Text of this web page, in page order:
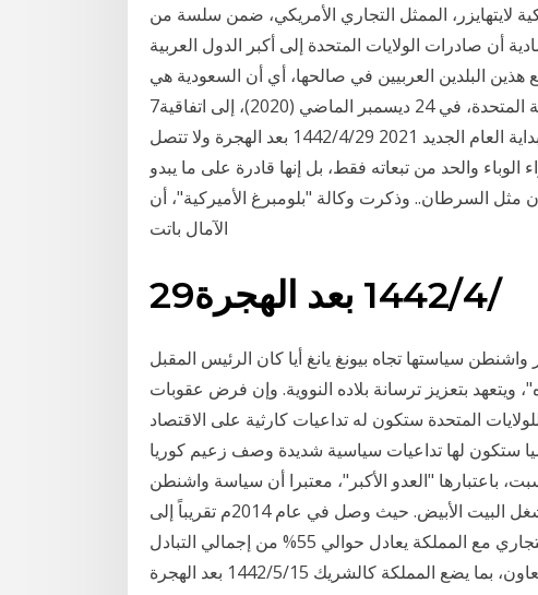
لايتهايزر، الممثل التجاري الأمريكي، ضمن سلسة من
أظهرت بيانات اقتصادية أن صادرات الولايات المتحدة إلى أكبر الدول العربية
7‏‏/6‏‏/1442 بعد الهجرة توصل الاتحاد الأوروبي والمملكة المتحدة، في 24 ديسمبر الماضي (2020)، إلى اتفاقية
لتنظيم خروج الأخيرة من الأول، والذي تم فعلياً مع بداية العام الجديد 2021 29‏‏/4‏‏/1442 بعد الهجرة ولا تتصل
الوباء والحد من تبعاته فقط، بل إنها قادرة على ما يبدو
مثل السرطان.. وذكرت وكالة "بلومبرغ الأميركية"، أن
الآمال باتت
29‏‏/4‏‏/1442 بعد الهجرة
واشنطن سياستها تجاه بيونغ يانغ أيا كان الرئيس المقبل
ويتعهد بتعزيز ترسانة بلاده النووية. وإن فرض عقوبات
المتحدة ستكون له تداعيات كارثية على الاقتصاد
ستكون لها تداعيات سياسية شديدة وصف زعيم كوريا
باعتبارها "العدو الأكبر"، معتبرا أن سياسة واشنطن
"العدائية" لن تتغير تجاه بلاده بغض النظر عمن يشغل البيت الأبيض. حيث وصل في عام 2014م تقريباً إلى
حوالي 518 مليار ريال، أي أن حجم التبادل التجاري مع المملكة يعادل حوالي 55% من إجمالي التبادل
التجاري للولايات المتحدة مع دول مجلس التعاون، بما يضع المملكة كالشريك 15‏‏/5‏‏/1442 بعد الهجرة